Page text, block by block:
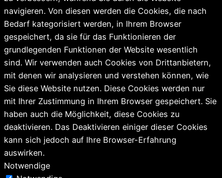
navigieren. Von diesen werden die Cookies, die nach
Bedarf kategorisiert werden, in Ihrem Browser
gespeichert, da sie für das Funktionieren der
grundlegenden Funktionen der Website wesentlich
sind. Wir verwenden auch Cookies von Drittanbietern,
mit denen wir analysieren und verstehen können, wie
Sie diese Website nutzen. Diese Cookies werden nur
mit Ihrer Zustimmung in Ihrem Browser gespeichert. Sie
haben auch die Möglichkeit, diese Cookies zu
deaktivieren. Das Deaktivieren einiger dieser Cookies
kann sich jedoch auf Ihre Browser-Erfahrung
auswirken.
Notwendige